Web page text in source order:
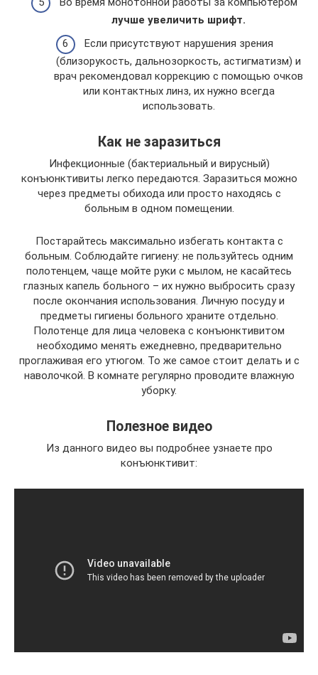
лучше увеличить шрифт.
Если присутствуют нарушения зрения
(близорукость, дальнозоркость, астигматизм) и
врач рекомендовал коррекцию с помощью очков
или контактных линз, их нужно всегда
использовать.
Как не заразиться
Инфекционные (бактериальный и вирусный)
конъюнктивиты легко передаются. Заразиться можно
через предметы обихода или просто находясь с
больным в одном помещении.
Постарайтесь максимально избегать контакта с
больным. Соблюдайте гигиену: не пользуйтесь одним
полотенцем, чаще мойте руки с мылом, не касайтесь
глазных капель больного – их нужно выбросить сразу
после окончания использования. Личную посуду и
предметы гигиены больного храните отдельно.
Полотенце для лица человека с конъюнктивитом
необходимо менять ежедневно, предварительно
проглаживая его утюгом. То же самое стоит делать и с
наволочкой. В комнате регулярно проводите влажную
уборку.
Полезное видео
Из данного видео вы подробнее узнаете про
конъюнктивит: